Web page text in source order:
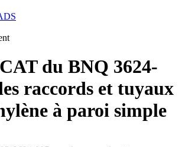
du BNQ 3624-
raccords et tuyaux
à paroi simple